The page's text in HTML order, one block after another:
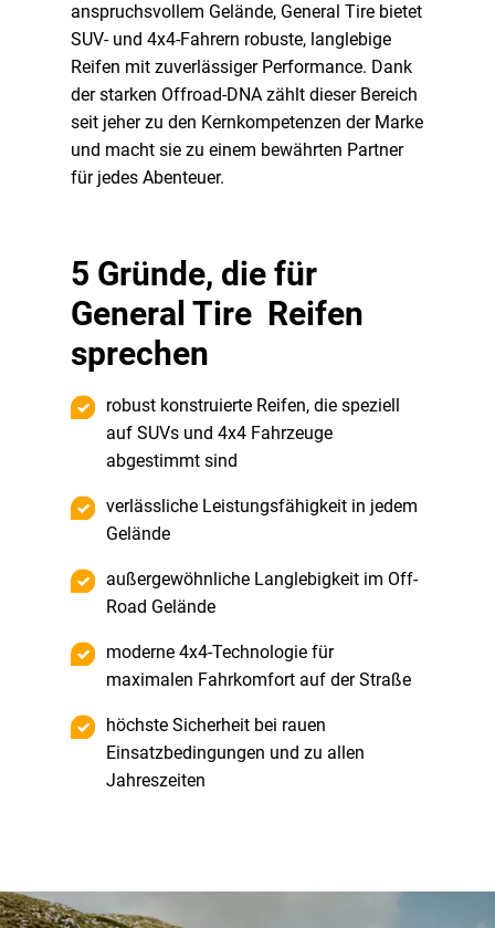
anspruchsvollem Gelände, General Tire bietet
SUV- und 4x4-Fahrern robuste, langlebige
Reifen mit zuverlässiger Performance. Dank
der starken Offroad-DNA zählt dieser Bereich
seit jeher zu den Kernkompetenzen der Marke
und macht sie zu einem bewährten Partner
für jedes Abenteuer.
5 Gründe, die für
General Tire Reifen
sprechen
robust konstruierte Reifen, die speziell
auf SUVs und 4x4 Fahrzeuge
abgestimmt sind
verlässliche Leistungsfähigkeit in jedem
Gelände
außergewöhnliche Langlebigkeit im Off-
Road Gelände
moderne 4x4-Technologie für
maximalen Fahrkomfort auf der Straße
höchste Sicherheit bei rauen
Einsatzbedingungen und zu allen
Jahreszeiten